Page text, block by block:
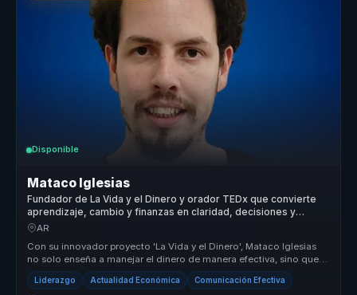
Disponible
Mataco Iglesias
Fundador de La Vida y el Dinero y orador TEDx que convierte
aprendizaje, cambio y finanzas en claridad, decisiones y
evolución para equipos.
AR
Con su innovador proyecto 'La Vida y el Dinero', Mataco Iglesias
no solo enseña a manejar el dinero de manera efectiva, sino que
también ...
Liderazgo Actualidad Económica Comunicación Efectiva